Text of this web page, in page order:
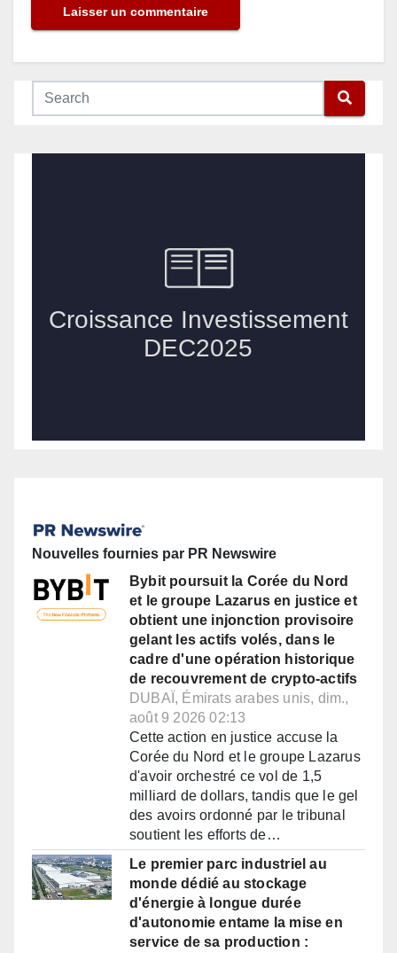
Nouvelles fournies par PR Newswire
Bybit poursuit la Corée du Nord
et le groupe Lazarus en justice et
obtient une injonction provisoire
gelant les actifs volés, dans le
cadre d'une opération historique
de recouvrement de crypto-actifs
DUBAÏ, Émirats arabes unis, dim.,
août 9 2026 02:13
Cette action en justice accuse la
Corée du Nord et le groupe Lazarus
d'avoir orchestré ce vol de 1,5
milliard de dollars, tandis que le gel
des avoirs ordonné par le tribunal
soutient les efforts de…
Le premier parc industriel au
monde dédié au stockage
d'énergie à longue durée
d'autonomie entame la mise en
service de sa production :